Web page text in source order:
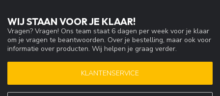
WIJ STAAN VOOR JE KLAAR!
Vragen? Vragen! Ons team staat 6 dagen per week voor je klaar
om je vragen te beantwoorden. Over je bestelling, maar ook voor
informatie over producten. Wij helpen je graag verder.
KLANTENSERVICE